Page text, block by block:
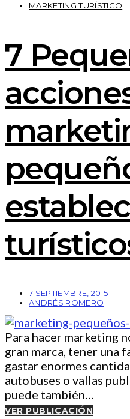
MARKETING TURÍSTICO
7
7 SEPTIEMBRE, 2015
ANDRÉS ROMERO
Para hacer marketing
gran marca, tener una
gastar enormes
autobuses o vallas
puede también…
VER PUBLICACIÓN